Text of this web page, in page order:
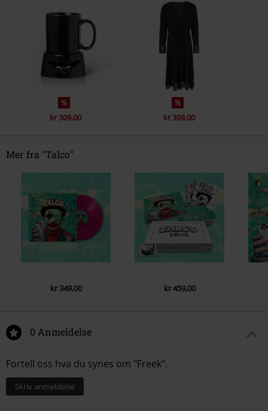
%
kr 309,00
%
kr 399,00
Mer fra "Talco"
kr 349,00 kr 459,00
0 Anmeldelse
Fortell oss hva du synes om "Freek".
Skriv anmeldelse